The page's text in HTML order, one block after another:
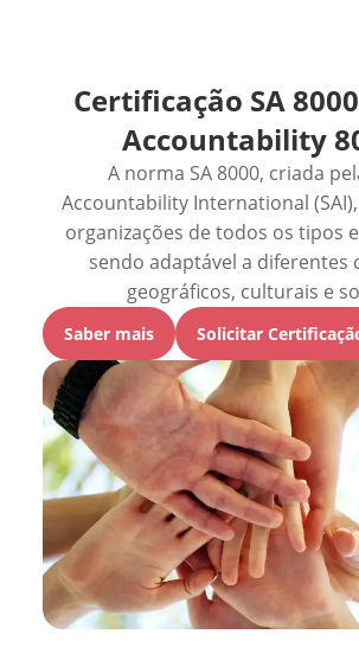
Certificação SA
Accountability
A norma SA 8000, criada
Accountability International
organizações de todos os tipos
sendo adaptável a diferentes
geográficos, culturais e
Saber mais Solicitar